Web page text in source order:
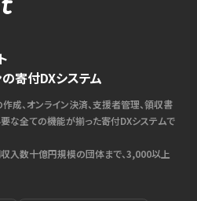
寄付DXシステム
成、オンライン決済、支援者管理、領収書
な全ての機能が揃った寄付DXシステムで
入数十億円規模の団体まで、3,000以上